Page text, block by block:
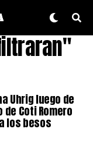
Uhrig luego de
Coti Romero
los besos